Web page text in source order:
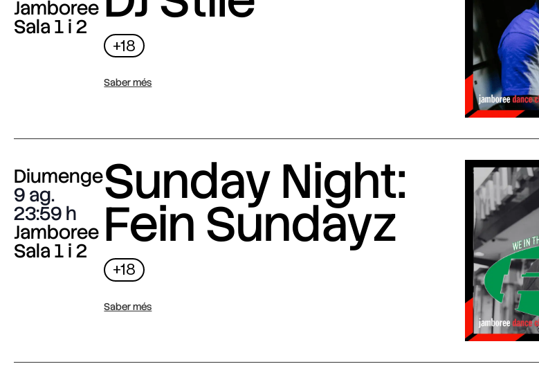
Jamboree
Sala 1 i 2
+18
Saber més
Diumenge
9 ag.
23:59
Jamboree
Sala 1 i 2
Sunday Night:
Fein Sundayz
+18
Saber més